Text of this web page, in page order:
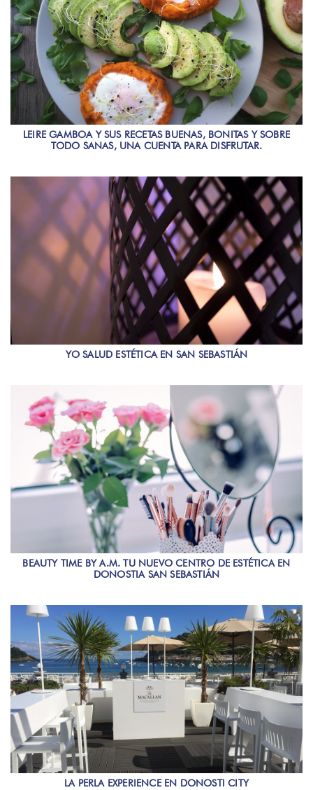
LEIRE GAMBOA Y SUS RECETAS BUENAS, BONITAS Y SOBRE
TODO SANAS, UNA CUENTA PARA DISFRUTAR.
YO SALUD ESTÉTICA EN SAN SEBASTIÁN
BEAUTY TIME BY A.M. TU NUEVO CENTRO DE ESTÉTICA EN
DONOSTIA SAN SEBASTIÁN
LA PERLA EXPERIENCE EN DONOSTI CITY